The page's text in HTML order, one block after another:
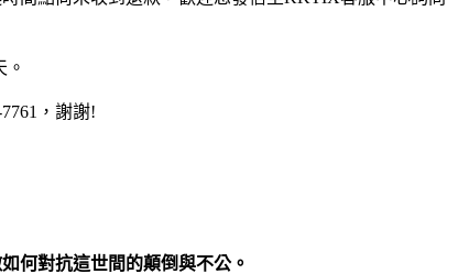
。
7761，謝謝!
何對抗這世間的顛倒與不公。